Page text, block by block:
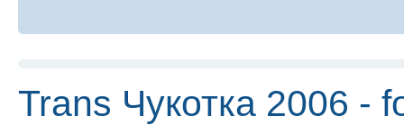
Trans Чукотка 2006 -